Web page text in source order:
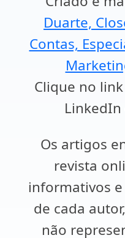
Duarte,
Contas,
Clique no
LinkedIn
Os artigos
revista
informativos
de cada
não